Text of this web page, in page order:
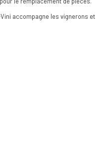
accompagne les vignerons et